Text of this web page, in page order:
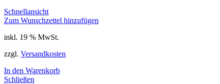
Schnellansicht
Zum Wunschzettel hinzufügen
inkl. 19 % MwSt.
zzgl. Versandkosten
In den Warenkorb
Schließen